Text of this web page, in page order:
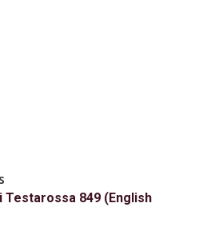
Testarossa 849 (English